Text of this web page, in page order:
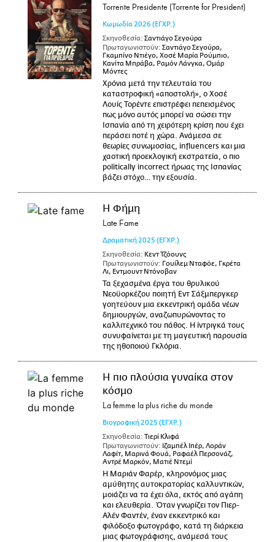
Torrente Presidente (Torrente for President)
Κωμωδία 2026 (ΕΓΧΡ.)
Σκηνοθεσία: Σαντιάγο Σεγούρα
Πρωταγωνιστούν: Σαντιάγο Σεγούρα,
Γκαμπίνο Ντιέγο, Χοσέ Μαρία Ρούμπιο,
Κανίτα Μπράβα, Ραμόν Λάνγκα, Ομάρ
Μόντες
Χρόνια μετά την τελευταία του
καταστροφική «αποστολή», ο Χοσέ
Λουίς Τορέντε επιστρέφει πεπεισμένος
πως μόνο αυτός μπορεί να σώσει την
Ισπανία από τη χειρότερη κρίση που έχει
περάσει ποτέ η χώρα. Ανάμεσα σε
θεωρίες συνωμοσίας, influencers και μια
χαοτική προεκλογική εκστρατεία, ο πιο
politically incorrect ήρωας της Ισπανίας
βάζει στόχο… την εξουσία.
Η Φήμη
Late Fame
Δραματική 2025 (ΕΓΧΡ.)
Σκηνοθεσία: Κεντ Τζόουνς
Πρωταγωνιστούν: Γουίλεμ Νταφόε, Γκρέτα
Λι, Εντμουντ Ντόνοβαν
Τα ξεχασμένα έργα του θρυλικού
Νεοϋορκέζου ποιητή Εντ Σάξμπεργκερ
γοητεύουν μια εκκεντρική ομάδα νέων
δημιουργών, αναζωπυρώνοντας το
καλλιτεχνικό του πάθος. Η ίντριγκά τους
συνυφαίνεται με τη μαγευτική παρουσία
της ηθοποιού Γκλόρια.
Η πιο πλούσια γυναίκα στον
κόσμο
La femme la plus riche du monde
Βιογραφική 2025 (ΕΓΧΡ.)
Σκηνοθεσία: Τιερί Κλιφά
Πρωταγωνιστούν: Ιζαμπέλ Ιπέρ, Λοράν
Λαφίτ, Μαρινά Φουά, Ραφαέλ Περσονάζ,
Αντρέ Μαρκόν, Ματιέ Ντεμί
Η Μαριάν Φαρέρ, κληρονόμος μιας
αμύθητης αυτοκρατορίας καλλυντικών,
μοιάζει να τα έχει όλα, εκτός από αγάπη
και ελευθερία. Όταν γνωρίζει τον Πιερ-
Αλέν Φαντέν, έναν εκκεντρικό και
φιλόδοξο φωτογράφο, κατά τη διάρκεια
μιας φωτογράφισης, ανάμεσά τους